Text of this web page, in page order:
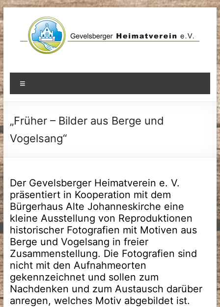
Zum
Inhalt
springen
„Früher – Bilder aus Berge und
Vogelsang“
Der Gevelsberger Heimatverein e. V.
präsentiert in Kooperation mit dem
Bürgerhaus Alte Johanneskirche eine
kleine Ausstellung von Reproduktionen
historischer Fotografien mit Motiven aus
Berge und Vogelsang in freier
Zusammenstellung. Die Fotografien sind
nicht mit den Aufnahmeorten
gekennzeichnet und sollen zum
Nachdenken und zum Austausch darüber
anregen, welches Motiv abgebildet ist.